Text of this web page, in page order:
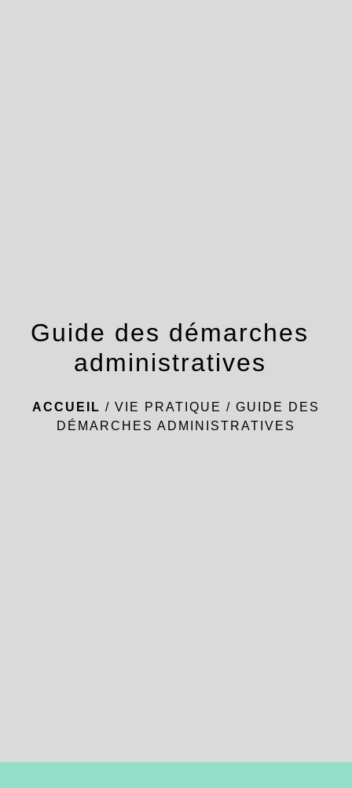
Guide des démarches
administratives
ACCUEIL / VIE PRATIQUE / GUIDE DES
DÉMARCHES ADMINISTRATIVES